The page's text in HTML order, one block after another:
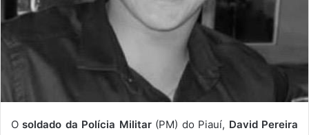
O soldado da Polícia Militar (PM) do Piauí, David Pereira